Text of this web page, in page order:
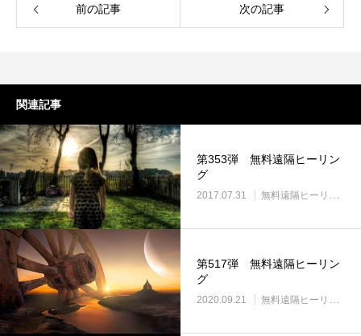
前の記事 次の記事
関連記事
第353弾 無料遠隔ヒーリン
グ
2017.07.31 無料遠隔ヒーリング
第517弾 無料遠隔ヒーリン
グ
2020.09.21 無料遠隔ヒーリング